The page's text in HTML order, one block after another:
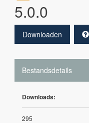
5.0.0
Downloaden
Bestandsdetails
Downloads:
295